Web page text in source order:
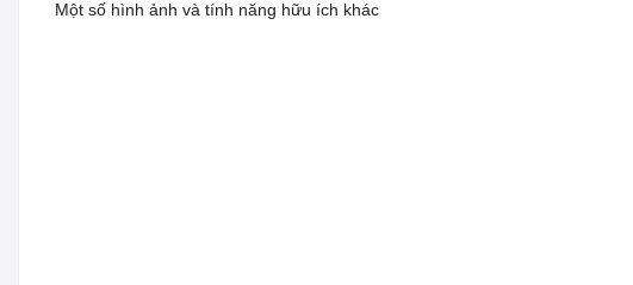
Một số hình ảnh và tính năng hữu ích khác